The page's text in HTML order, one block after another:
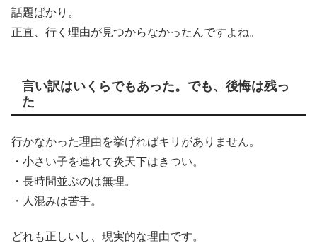
話題ばかり。
正直、行く理由が見つからなかったんですよね。
言い訳はいくらでもあった。でも、後悔は残っ
た
行かなかった理由を挙げればキリがありません。
・小さい子を連れて炎天下はきつい。
・長時間並ぶのは無理。
・人混みは苦手。
どれも正しいし、現実的な理由です。